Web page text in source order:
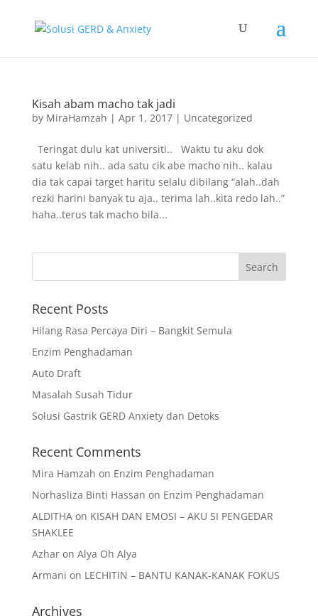
Kisah abam macho tak jadi
by MiraHamzah | Apr 1, 2017| Uncategorized
Teringat dulu kat universiti.. Waktu tu aku dok
satu kelab nih.. ada satu cik abe macho nih.. kalau
dia tak capai target haritu selalu dibilang “alah..dah
rezki harini banyak tu aja.. terima lah..kita redo lah..”
haha..terus tak macho bila...
Recent Posts
Hilang Rasa Percaya Diri – Bangkit Semula
Enzim Penghadaman
Auto Draft
Masalah Susah Tidur
Solusi Gastrik GERD Anxiety dan Detoks
Recent Comments
Mira Hamzah on Enzim Penghadaman
Norhasliza Binti Hassan on Enzim Penghadaman
ALDITHAon KISAH DAN EMOSI – AKU SI PENGEDAR
SHAKLEE
Azharon Alya Oh Alya
Armani on LECHITIN – BANTU KANAK-KANAK FOKUS
Archives